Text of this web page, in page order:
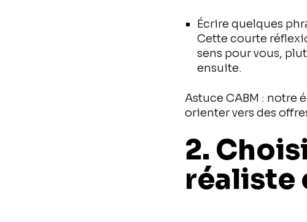
Écrire quelques
Cette courte
sens pour vous,
ensuite.
Astuce CABM : notre
orienter vers des
2.
réaliste